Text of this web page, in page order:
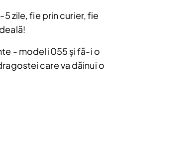
5 zile, fie prin curier, fie
- model i055 și fă-i o
care va dăinui o